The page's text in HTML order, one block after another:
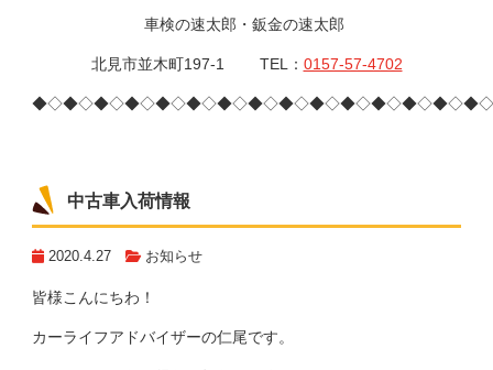
車検の速太郎・鈑金の速太郎
北見市並木町197-1 TEL： 0157-57-4702
中古車入荷情報
2020.4.27 お知らせ
皆様こんにちわ！
カーライフアドバイザーの仁尾です。